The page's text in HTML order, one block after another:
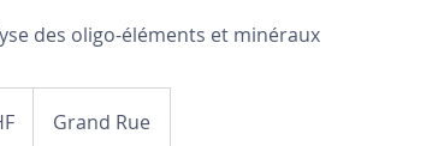
des oligo-éléments et minéraux
Grand Rue